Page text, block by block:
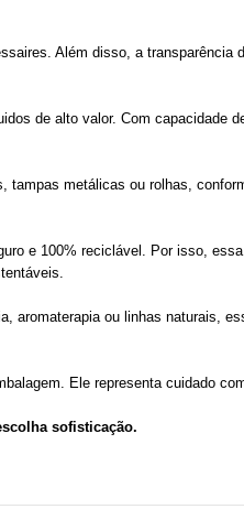
Além disso, a
de alto valor. Com capacidade
tampas metálicas ou rolhas,
e 100% reciclável. Por isso,
ou linhas naturais,
Ele representa cuidado
sofisticação.